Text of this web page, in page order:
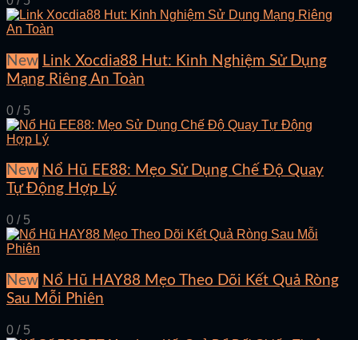
New Link Xocdia88 Hut: Kinh Nghiệm Sử Dụng
Mạng Riêng An Toàn
0 / 5
New Nổ Hũ EE88: Mẹo Sử Dụng Chế Độ Quay
Tự Động Hợp Lý
0 / 5
New Nổ Hũ HAY88 Mẹo Theo Dõi Kết Quả Ròng
Sau Mỗi Phiên
0 / 5